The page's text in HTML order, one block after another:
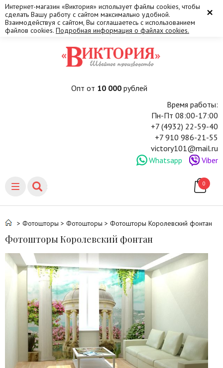
×
Интернет-магазин «Виктория» использует файлы cookies, чтобы
сделать Вашу работу с сайтом максимально удобной.
Взаимодействуя с сайтом, Вы соглашаетесь с использованием
файлов cookies. Подробная информация о файлах cookies.
Опт от 10 000рублей
Время работы:
Пн-Пт 08:00-17:00
+7 (4932) 22-59-40
+7 910 986-21-55
victory101@mail.ru
Whatsapp
Viber
0
> Фотошторы > Фотошторы > Фотошторы Королевский фонтан
Фотошторы Королевский фонтан